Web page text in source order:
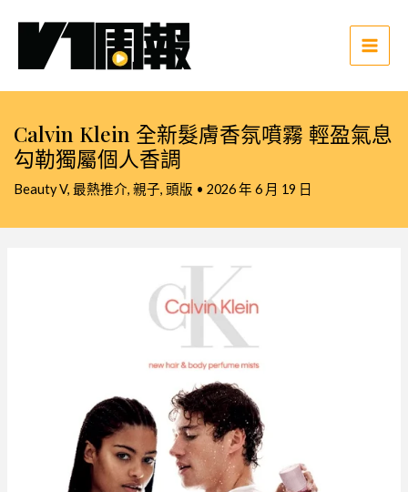
Main
Calvin Klein 全新髮膚香氛噴霧 輕盈氣息
勾勒獨屬個人香調
Beauty V, 最熱推介, 親子, 頭版 • 2026 年 6 月 19 日